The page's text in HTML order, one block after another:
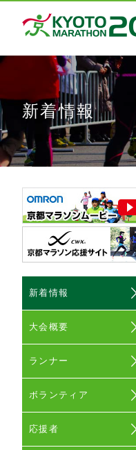
新着情報
新着情報
大会概要
ランナー
ボランティア
応援者